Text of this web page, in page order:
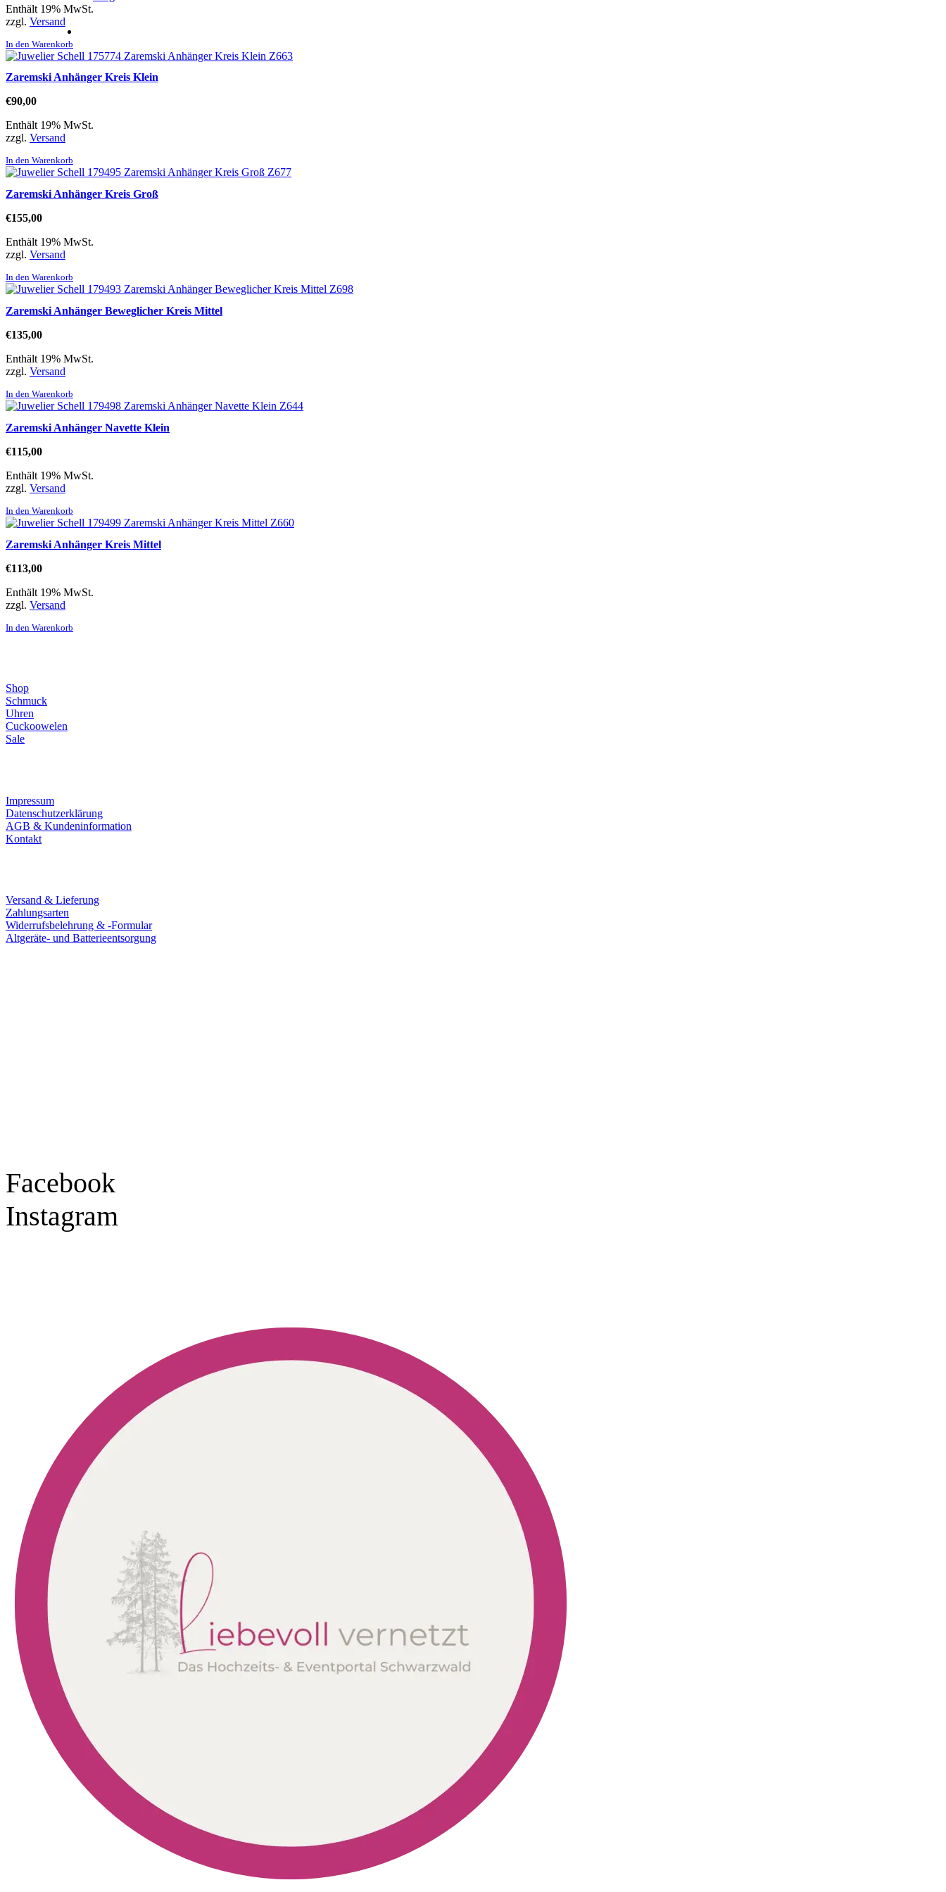
Enthält 19% MwSt.
zzgl. Versand
In den Warenkorb
Zaremski Anhänger Kreis Klein
€90,00
Enthält 19% MwSt.
zzgl. Versand
In den Warenkorb
Zaremski Anhänger Kreis Groß
€155,00
Enthält 19% MwSt.
zzgl. Versand
In den Warenkorb
Zaremski Anhänger Beweglicher Kreis Mittel
€135,00
Enthält 19% MwSt.
zzgl. Versand
In den Warenkorb
Zaremski Anhänger Navette Klein
€115,00
Enthält 19% MwSt.
zzgl. Versand
In den Warenkorb
Zaremski Anhänger Kreis Mittel
€113,00
Enthält 19% MwSt.
zzgl. Versand
In den Warenkorb
Shop
Schmuck
Uhren
Cuckoowelen
Sale
Impressum
Datenschutzerklärung
AGB & Kundeninformation
Kontakt
Versand & Lieferung
Zahlungsarten
Widerrufsbelehrung & -Formular
Altgeräte- und Batterieentsorgung
Facebook
Instagram